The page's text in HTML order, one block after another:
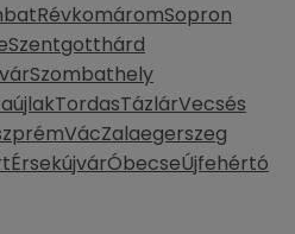
RévkomáromSopron
Szentgotthárd
Szombathely
TordasTázlárVecsés
VácZalaegerszeg
ÉrsekújvárÓbecseÚjfehértó